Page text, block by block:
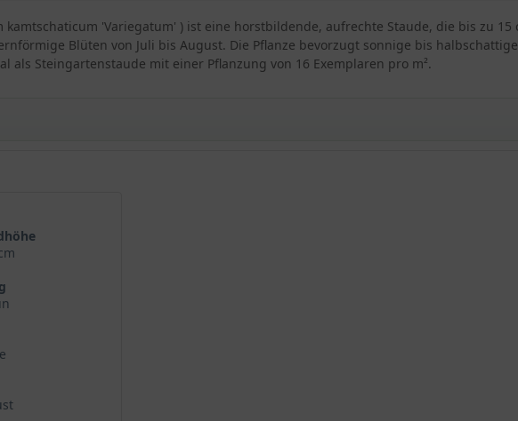
kamtschaticum 'Variegatum' ) ist eine horstbildende, aufrechte Staude, die bis zu
Blüten von Juli bis August. Die Pflanze bevorzugt sonnige bis
als Steingartenstaude mit einer Pflanzung von 16 Exemplaren pro m².
Sedum kamtschaticum 'Variegatum'
Fetthenne
kamtschaticum 'Variegatum'